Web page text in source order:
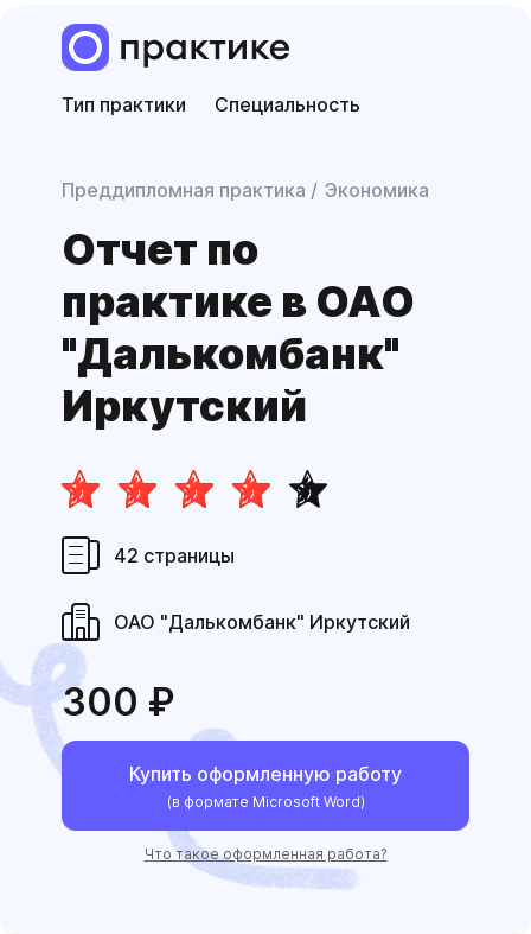
Тип практики Специальность
Преддипломная практика Экономика
Отчет по
практике в ОАО
"Далькомбанк"
Иркутский
42 страницы
ОАО "Далькомбанк" Иркутский
300 ₽
Купить оформленную работу
(в формате Microsoft Word)
Что такое оформленная работа?